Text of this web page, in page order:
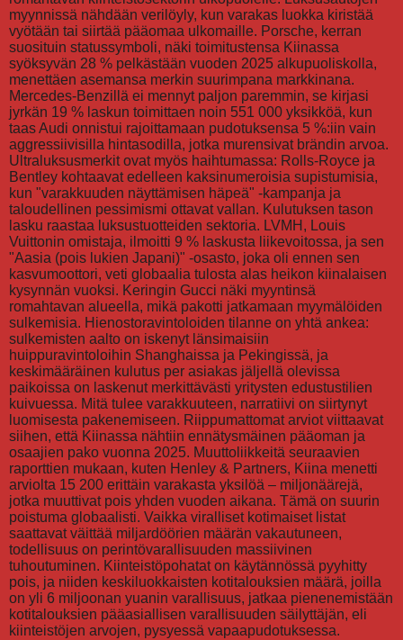
myynnissä nähdään verilöyly, kun varakas luokka kiristää
vyötään tai siirtää pääomaa ulkomaille. Porsche, kerran
suosituin statussymboli, näki toimitustensa Kiinassa
syöksyvän 28 % pelkästään vuoden 2025 alkupuoliskolla,
menettäen asemansa merkin suurimpana markkinana.
Mercedes-Benzillä ei mennyt paljon paremmin, se kirjasi
jyrkän 19 % laskun toimittaen noin 551 000 yksikköä, kun
taas Audi onnistui rajoittamaan pudotuksensa 5 %:iin vain
aggressiivisilla hintasodilla, jotka murensivat brändin arvoa.
Ultraluksusmerkit ovat myös haihtumassa: Rolls-Royce ja
Bentley kohtaavat edelleen kaksinumeroisia supistumisia,
kun "varakkuuden näyttämisen häpeä" -kampanja ja
taloudellinen pessimismi ottavat vallan. Kulutuksen tason
lasku raastaa luksustuotteiden sektoria. LVMH, Louis
Vuittonin omistaja, ilmoitti 9 % laskusta liikevoitossa, ja sen
"Aasia (pois lukien Japani)" -osasto, joka oli ennen sen
kasvumoottori, veti globaalia tulosta alas heikon kiinalaisen
kysynnän vuoksi. Keringin Gucci näki myyntinsä
romahtavan alueella, mikä pakotti jatkamaan myymälöiden
sulkemisia. Hienostoravintoloiden tilanne on yhtä ankea:
sulkemisten aalto on iskenyt länsimaisiin
huippuravintoloihin Shanghaissa ja Pekingissä, ja
keskimääräinen kulutus per asiakas jäljellä olevissa
paikoissa on laskenut merkittävästi yritysten edustustilien
kuivuessa. Mitä tulee varakkuuteen, narratiivi on siirtynyt
luomisesta pakenemiseen. Riippumattomat arviot viittaavat
siihen, että Kiinassa nähtiin ennätysmäinen pääoman ja
osaajien pako vuonna 2025. Muuttoliikkeitä seuraavien
raporttien mukaan, kuten Henley & Partners, Kiina menetti
arviolta 15 200 erittäin varakasta yksilöä – miljonäärejä,
jotka muuttivat pois yhden vuoden aikana. Tämä on suurin
poistuma globaalisti. Vaikka viralliset kotimaiset listat
saattavat väittää miljardöörien määrän vakautuneen,
todellisuus on perintövarallisuuden massiivinen
tuhoutuminen. Kiinteistöpohatat on käytännössä pyyhitty
pois, ja niiden keskiluokkaisten kotitalouksien määrä, joilla
on yli 6 miljoonan yuanin varallisuus, jatkaa pienenemistään
kotitalouksien pääasiallisen varallisuuden säilyttäjän, eli
kiinteistöjen arvojen, pysyessä vapaapudotuksessa.